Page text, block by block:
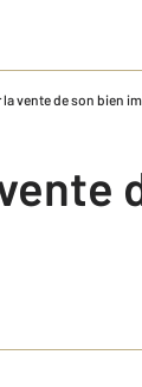
la vente de son bien